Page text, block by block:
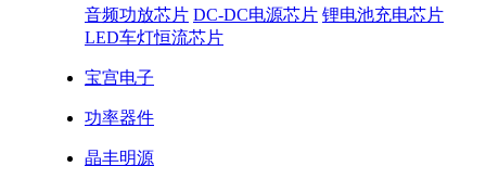
音频功放芯片 DC-DC电源芯片 锂电池充电芯片
LED车灯恒流芯片
宝宫电子
功率器件
晶丰明源